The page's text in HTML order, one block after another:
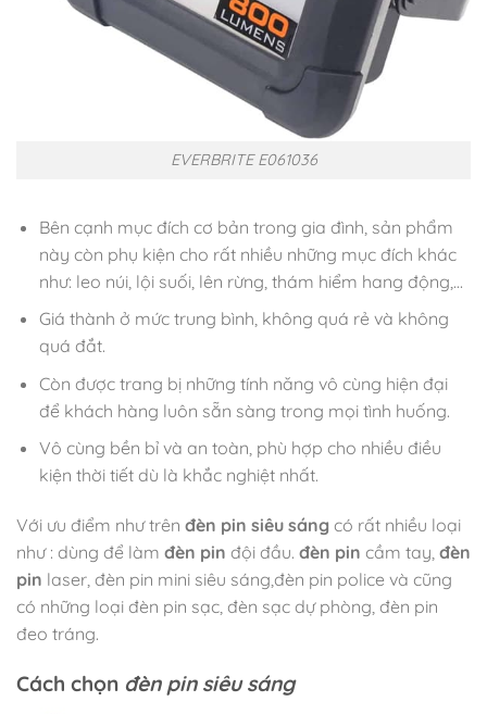
EVERBRITE E061036
Bên cạnh mục đích cơ bản trong gia đình, sản phẩm
này còn phụ kiện cho rất nhiều những mục đích khác
như: leo núi, lội suối, lên rừng, thám hiểm hang động,…
Giá thành ở mức trung bình, không quá rẻ và không
quá đắt.
Còn được trang bị những tính năng vô cùng hiện đại
để khách hàng luôn sẵn sàng trong mọi tình huống.
Vô cùng bền bỉ và an toàn, phù hợp cho nhiều điều
kiện thời tiết dù là khắc nghiệt nhất.
Với ưu điểm như trên đèn pin siêu sáng có rất nhiều loại
như : dùng để làm đèn pin đội đầu. đèn pin cầm tay, đèn
pin laser, đèn pin mini siêu sáng,đèn pin police và cũng
có những loại đèn pin sạc, đèn sạc dự phòng, đèn pin
đeo tráng.
Cách chọn đèn pin siêu sáng